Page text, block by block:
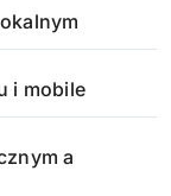
i mobile
a